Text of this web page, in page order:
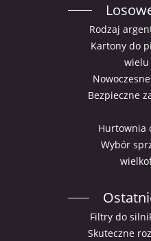
Rodzaj
Kartony do
wielu
Bezpieczne
Hurtownia
Wybór
Filtry do
Skuteczne